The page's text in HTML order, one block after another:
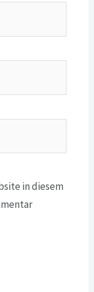
in diesem